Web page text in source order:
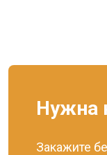
Нужна
Закажите